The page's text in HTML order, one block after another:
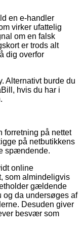
en e-handler
virker ufattelig
om en falsk
er trods alt
dig overfor
Alternativt burde du
hvis du har i
forretning på nettet
på netbutikkens
spændende.
online
som almindeligvis
gældende
og da undersøges af
Desuden giver
besvær som